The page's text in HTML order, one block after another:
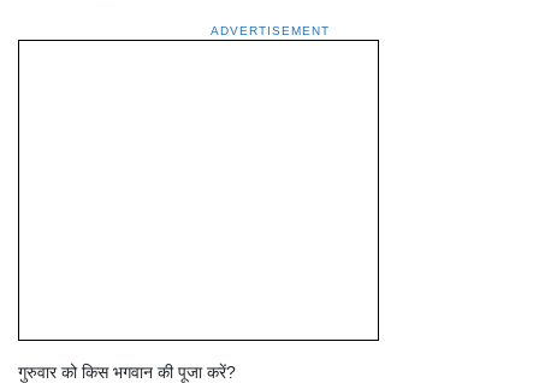
ADVERTISEMENT
गुरुवार को किस भगवान की पूजा करें?